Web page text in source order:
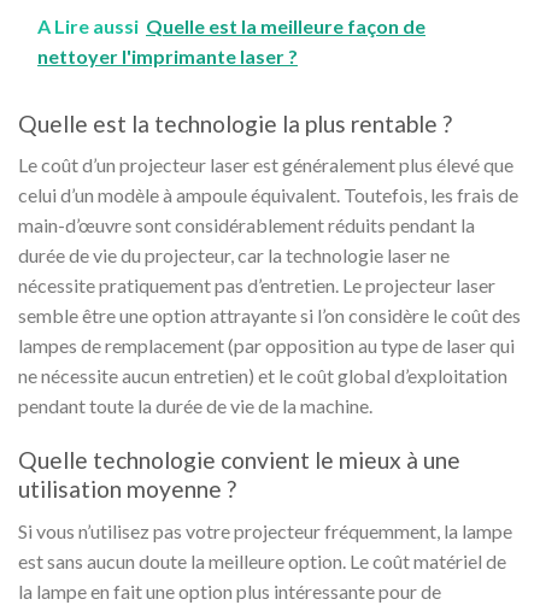
A Lire aussi Quelle est la meilleure façon de
nettoyer l'imprimante laser ?
Quelle est la technologie la plus rentable ?
Le coût d’un projecteur laser est généralement plus élevé que
celui d’un modèle à ampoule équivalent. Toutefois, les frais de
main-d’œuvre sont considérablement réduits pendant la
durée de vie du projecteur, car la technologie laser ne
nécessite pratiquement pas d’entretien. Le projecteur laser
semble être une option attrayante si l’on considère le coût des
lampes de remplacement (par opposition au type de laser qui
ne nécessite aucun entretien) et le coût global d’exploitation
pendant toute la durée de vie de la machine.
Quelle technologie convient le mieux à une
utilisation moyenne ?
Si vous n’utilisez pas votre projecteur fréquemment, la lampe
est sans aucun doute la meilleure option. Le coût matériel de
la lampe en fait une option plus intéressante pour de